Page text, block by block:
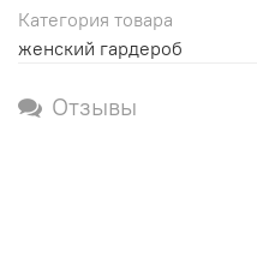
Категория товара
женский гардероб
Отзывы